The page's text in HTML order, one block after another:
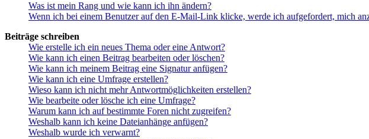
Was ist mein Rang und wie kann ich ihn ändern?
Wenn ich bei einem Benutzer auf den E-Mail-Link klicke, werde ich aufgefordert, mich
Beiträge schreiben
Wie erstelle ich ein neues Thema oder eine Antwort?
Wie kann ich einen Beitrag bearbeiten oder löschen?
Wie kann ich meinem Beitrag eine Signatur anfügen?
Wie kann ich eine Umfrage erstellen?
Wieso kann ich nicht mehr Antwortmöglichkeiten erstellen?
Wie bearbeite oder lösche ich eine Umfrage?
Warum kann ich auf bestimmte Foren nicht zugreifen?
Weshalb kann ich keine Dateianhänge anfügen?
Weshalb wurde ich verwarnt?